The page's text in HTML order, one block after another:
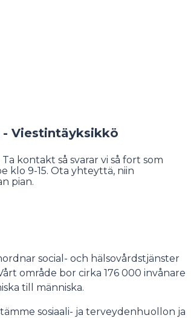
Viestintäyksikkö
kontakt så svarar vi så fort som
klo 9-15. Ota yhteyttä, niin
pian.
social- och hälsovårdstjänster
område bor cirka 176 000 invånare
till människa.
sosiaali- ja terveydenhuollon ja